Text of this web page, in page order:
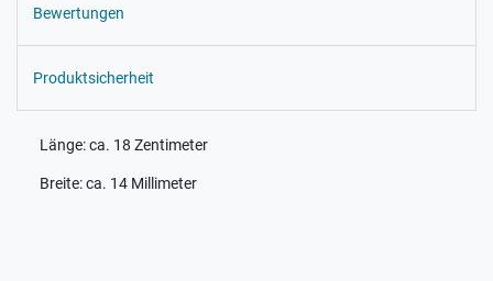
Bewertungen
Produktsicherheit
Länge: ca. 18 Zentimeter
Breite: ca. 14 Millimeter